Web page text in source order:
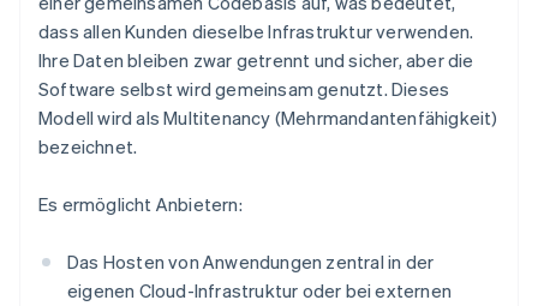
dass allen Kunden dieselbe Infrastruktur verwenden.
Ihre Daten bleiben zwar getrennt und sicher, aber die
Software selbst wird gemeinsam genutzt. Dieses
Modell wird als Multitenancy (Mehrmandantenfähigkeit)
bezeichnet.
Es ermöglicht Anbietern:
Das Hosten von Anwendungen zentral in der
eigenen Cloud-Infrastruktur oder bei externen